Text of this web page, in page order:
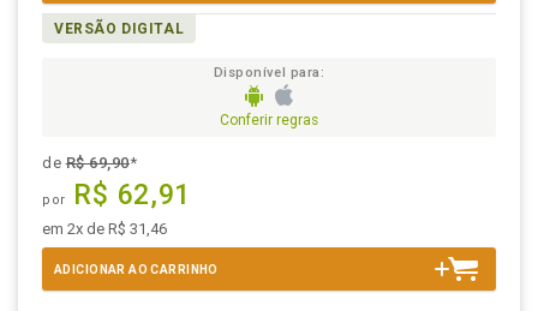
VERSÃO DIGITAL
Disponível para:
Conferir regras
deR$ 69,90*
por R$ 62,91
em 2x de R$ 31,46
ADICIONAR AO CARRINHO